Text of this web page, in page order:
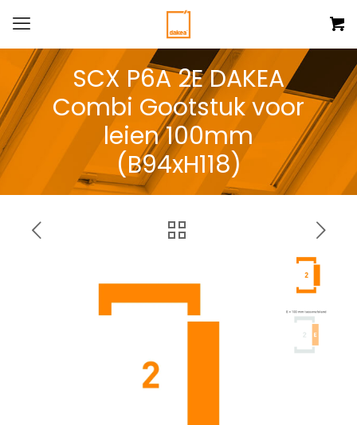
SCX P6A 2E DAKEA
Combi Gootstuk voor
leien 100mm
(B94xH118)